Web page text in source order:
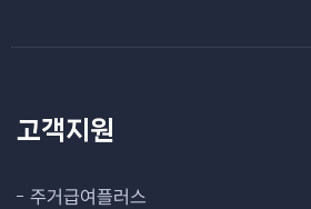
고객지원
주거급여플러스